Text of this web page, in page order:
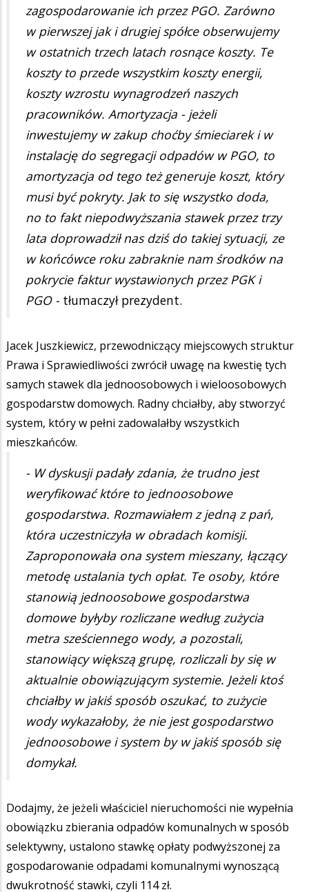
zagospodarowanie ich przez PGO. Zarówno
w pierwszej jak i drugiej spółce obserwujemy
w ostatnich trzech latach rosnące koszty. Te
koszty to przede wszystkim koszty energii,
koszty wzrostu wynagrodzeń naszych
pracowników. Amortyzacja - jeżeli
inwestujemy w zakup choćby śmieciarek i w
instalację do segregacji odpadów w PGO, to
amortyzacja od tego też generuje koszt, który
musi być pokryty. Jak to się wszystko doda,
no to fakt niepodwyższania stawek przez trzy
lata doprowadził nas dziś do takiej sytuacji, ze
w końcówce roku zabraknie nam środków na
pokrycie faktur wystawionych przez PGK i
PGO - tłumaczył prezydent.
Jacek Juszkiewicz, przewodniczący miejscowych struktur
Prawa i Sprawiedliwości zwrócił uwagę na kwestię tych
samych stawek dla jednoosobowych i wieloosobowych
gospodarstw domowych. Radny chciałby, aby stworzyć
system, który w pełni zadowalałby wszystkich
mieszkańców.
- W dyskusji padały zdania, że trudno jest
weryfikować które to jednoosobowe
gospodarstwa. Rozmawiałem z jedną z pań,
która uczestniczyła w obradach komisji.
Zaproponowała ona system mieszany, łączący
metodę ustalania tych opłat. Te osoby, które
stanowią jednoosobowe gospodarstwa
domowe byłyby rozliczane według zużycia
metra sześciennego wody, a pozostali,
stanowiący większą grupę, rozliczali by się w
aktualnie obowiązującym systemie. Jeżeli ktoś
chciałby w jakiś sposób oszukać, to zużycie
wody wykazałoby, że nie jest gospodarstwo
jednoosobowe i system by w jakiś sposób się
domykał.
Dodajmy, że jeżeli właściciel nieruchomości nie wypełnia
obowiązku zbierania odpadów komunalnych w sposób
selektywny, ustalono stawkę opłaty podwyższonej za
gospodarowanie odpadami komunalnymi wynoszącą
dwukrotność stawki, czyli 114 zł.